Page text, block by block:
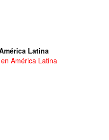
Latina
América Latina